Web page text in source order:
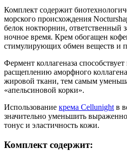
Комплект содержит
морского происхождения
белок ноктюрнин, ответственный
ночное время. Крем обогащен
стимулирующих обмен веществ и
Фермент коллагеназа
расщеплению аморфного
жировой ткани, тем самым
«апельсиновой корки».
Использование крема Cellunight в
значительно уменьшить
тонус и эластичность кожи.
Комплект содержит: